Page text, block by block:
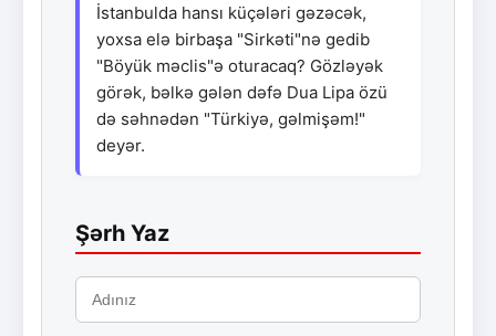
İstanbulda hansı küçələri gəzəcək,
yoxsa elə birbaşa "Sirkəti"nə gedib
"Böyük məclis"ə oturacaq? Gözləyək
görək, bəlkə gələn dəfə Dua Lipa özü
də səhnədən "Türkiyə, gəlmişəm!"
deyər.
Şərh Yaz